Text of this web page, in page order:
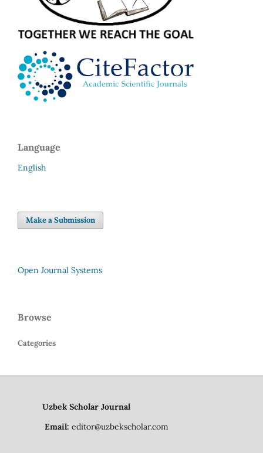
Language
English
Make a Submission
Open Journal Systems
Browse
Categories
Uzbek Scholar Journal
Email: editor@uzbekscholar.com